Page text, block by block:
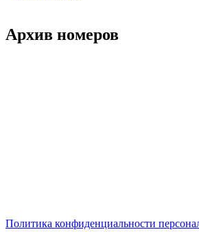
Архив номеров
Политика конфиденциальности